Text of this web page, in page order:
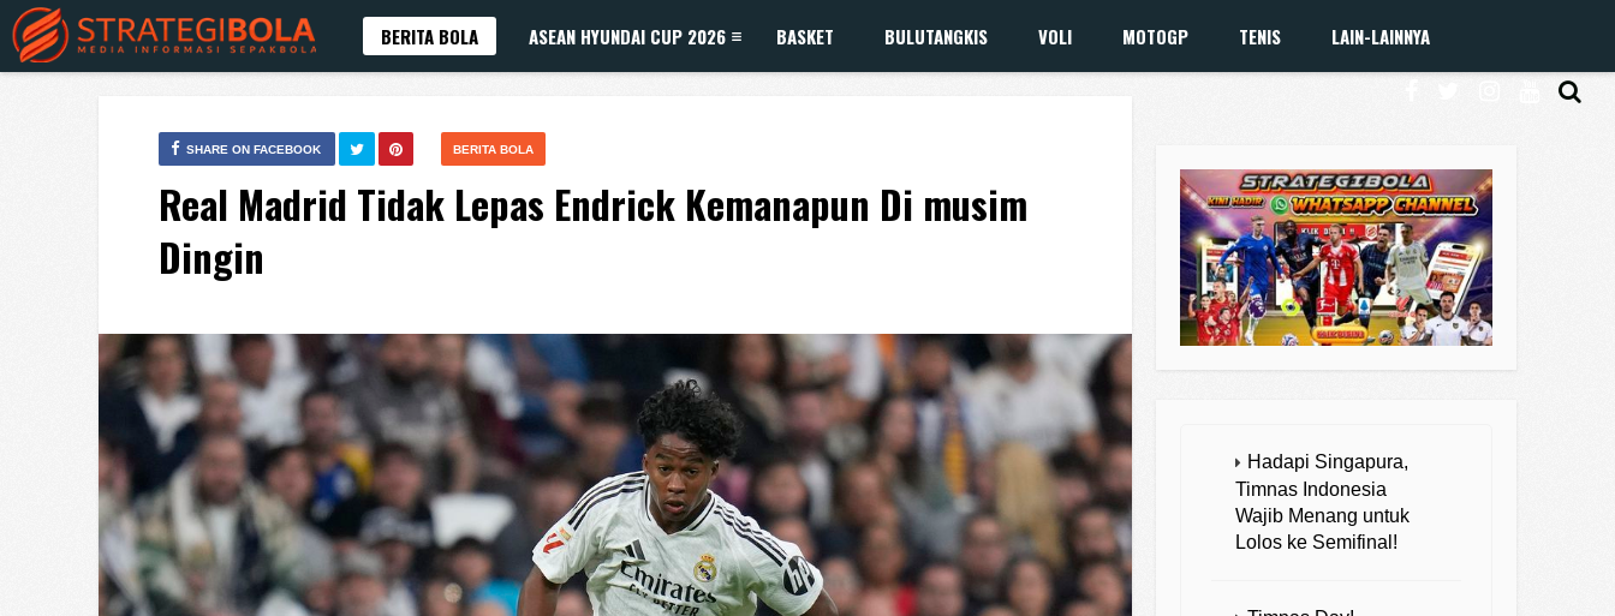
BERITA BOLA ASEAN HYUNDAI CUP 2026 BASKET BULUTANGKIS VOLI MOTOGP TENIS LAIN-LAINNYA
BERITA BOLA
SHARE ON FACEBOOK
Real Madrid Tidak Lepas Endrick Kemanapun Di musim
Dingin
Hadapi Singapura,
Timnas Indonesia
Wajib Menang untuk
Lolos ke Semifinal!